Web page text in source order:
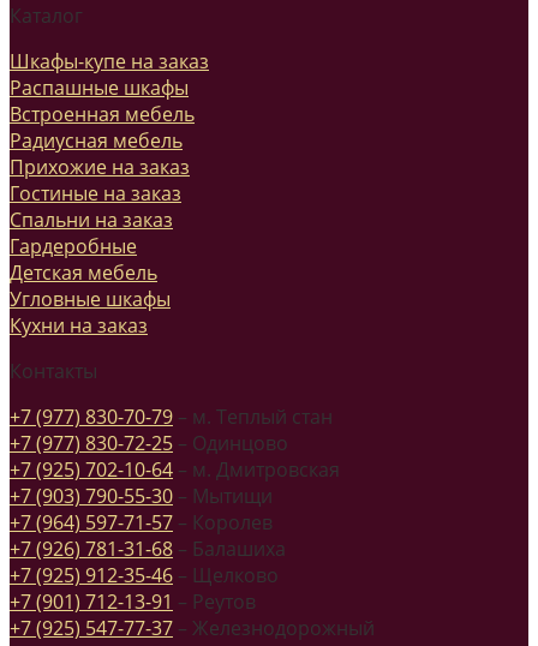
Каталог
Шкафы-купе на заказ
Распашные шкафы
Встроенная мебель
Радиусная мебель
Прихожие на заказ
Гостиные на заказ
Спальни на заказ
Гардеробные
Детская мебель
Угловные шкафы
Кухни на заказ
Контакты
+7 (977) 830-70-79 – м. Теплый стан
+7 (977) 830-72-25 – Одинцово
+7 (925) 702-10-64 – м. Дмитровская
+7 (903) 790-55-30 – Мытищи
+7 (964) 597-71-57 – Королев
+7 (926) 781-31-68 – Балашиха
+7 (925) 912-35-46 – Щелково
+7 (901) 712-13-91 – Реутов
+7 (925) 547-77-37 – Железнодорожный